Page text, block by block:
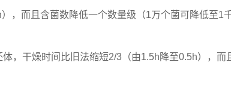
，而且含菌数降低一个数量级（1万个菌可降低至1
干燥时间比旧法缩短2/3（由1.5h降至0.5h），而